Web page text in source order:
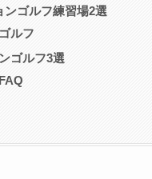
ンゴルフ練習場2選
ルフ
ゴルフ3選